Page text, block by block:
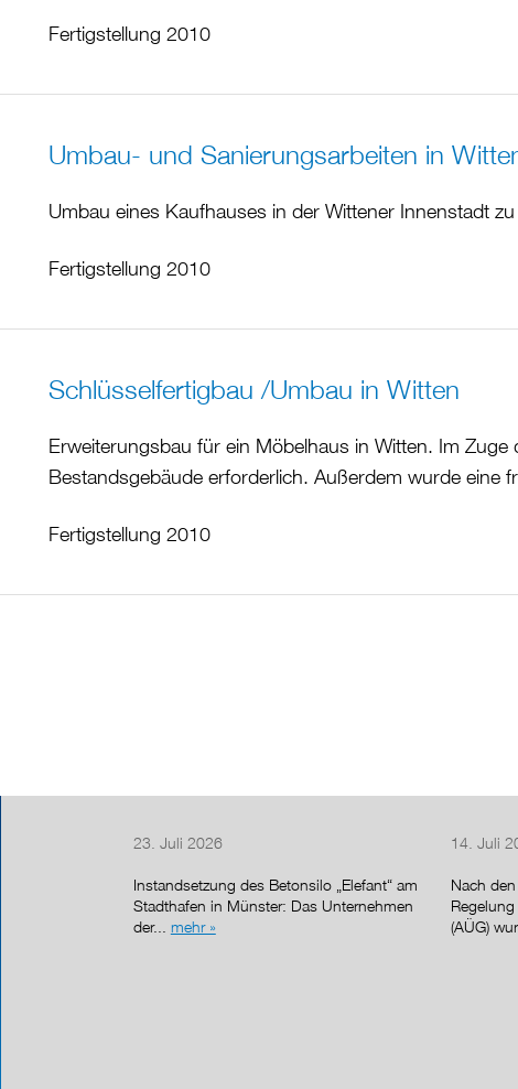
Fertigstellung 2010
Umbau- und Sanierungsarbeiten in
Umbau eines Kaufhauses in der Wittener Innenstadt
Fertigstellung 2010
Schlüsselfertigbau /Umbau in Witten
Erweiterungsbau für ein Möbelhaus in Witten. Im
Bestandsgebäude erforderlich. Außerdem wurde eine
Fertigstellung 2010
23. Juli 2026
Instandsetzung des Betonsilo „Elefant“ am
Stadthafen in Münster: Das Unternehmen
der... mehr »
14. Juli
Nach
(AÜG)